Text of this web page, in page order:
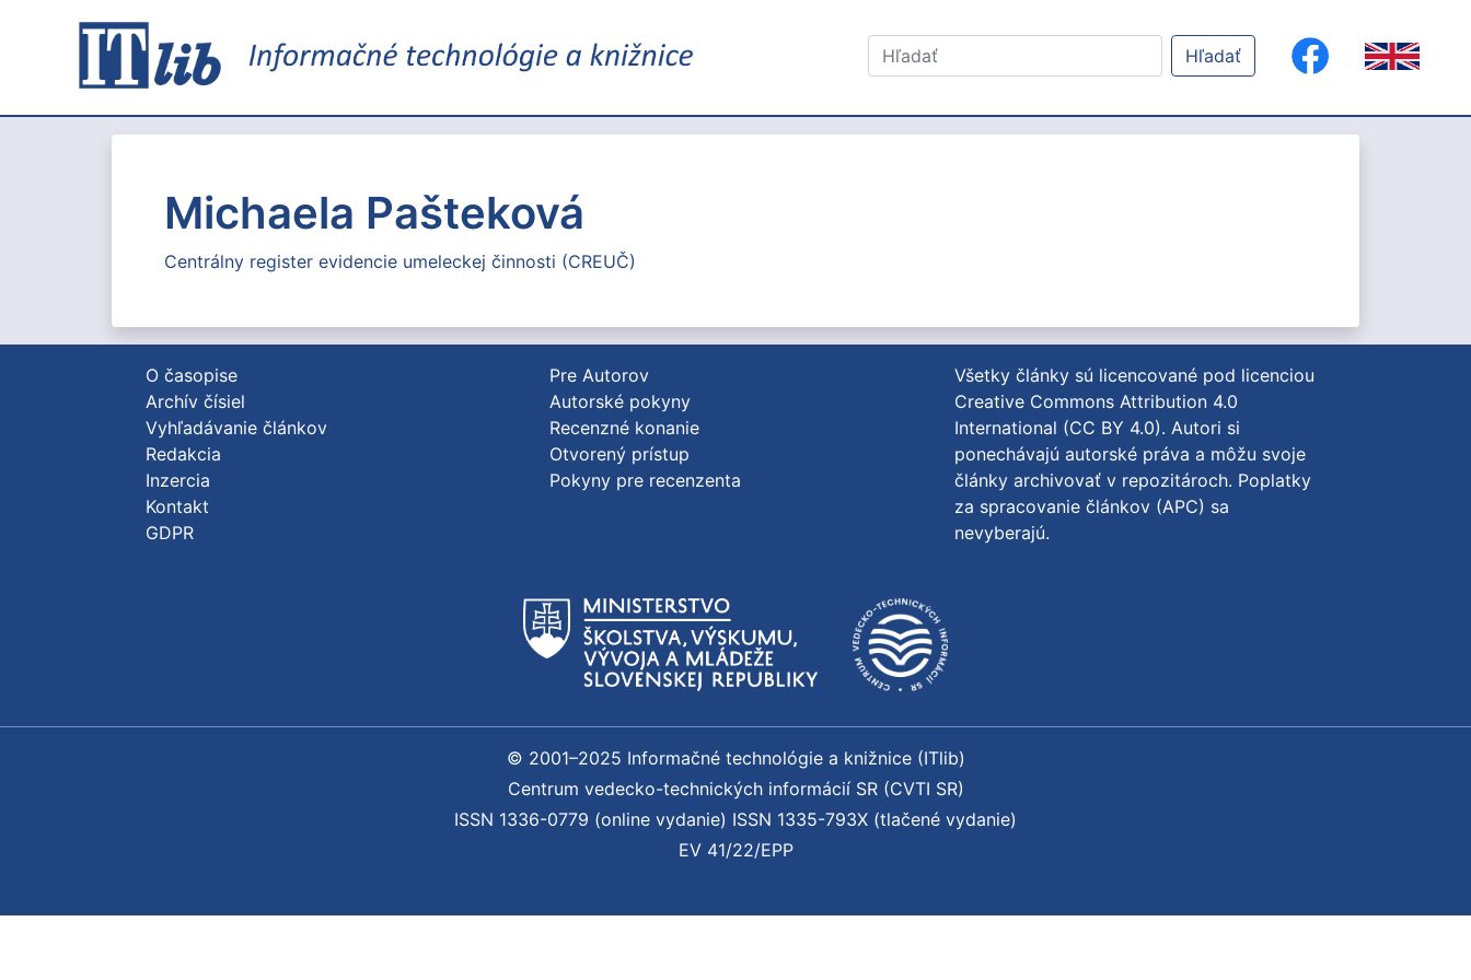
Hľadať
Michaela Pašteková
Centrálny register evidencie umeleckej činnosti (CREUČ)
O časopise
Archív čísiel
Vyhľadávanie článkov
Redakcia
Inzercia
Kontakt
GDPR
Pre Autorov
Autorské pokyny
Recenzné konanie
Otvorený prístup
Pokyny pre recenzenta
Všetky články sú licencované pod licenciou
Creative Commons Attribution 4.0
International (CC BY 4.0). Autori si
ponechávajú autorské práva a môžu svoje
články archivovať v repozitároch. Poplatky
za spracovanie článkov (APC) sa
nevyberajú.
© 2001–2025 Informačné technológie a knižnice (ITlib)
Centrum vedecko-technických informácií SR (CVTI SR)
ISSN 1336-0779 (online vydanie) ISSN 1335-793X (tlačené vydanie)
EV 41/22/EPP